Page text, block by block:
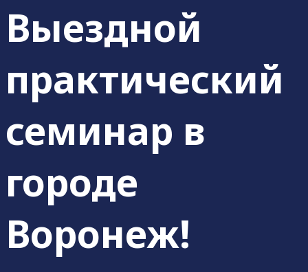
Выездной
практический
семинар в
городе
Воронеж!